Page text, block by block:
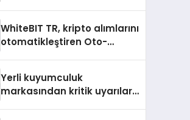
WhiteBIT TR, kripto alımlarını
otomatikleştiren Oto-
Yerli kuyumculuk
markasından kritik uyarılar: